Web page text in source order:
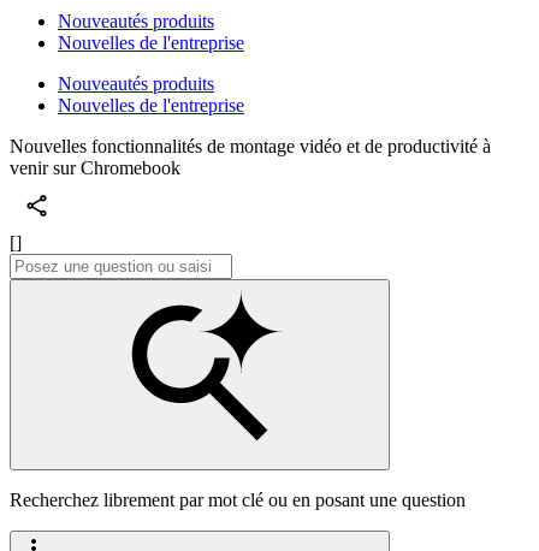
Nouveautés produits
Nouvelles de l'entreprise
Nouveautés produits
Nouvelles de l'entreprise
Nouvelles fonctionnalités de montage vidéo et de productivité à
venir sur Chromebook
[]
Recherchez librement par mot clé ou en posant une question